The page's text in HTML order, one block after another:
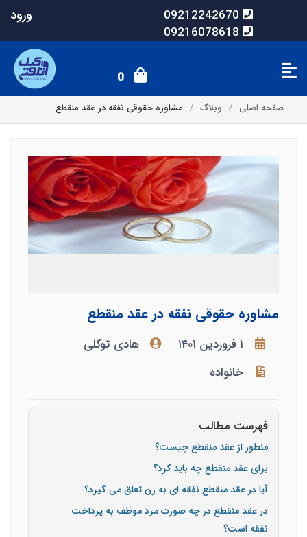
09212242670
09216078618
ورود
0
صفحه اصلی وبلاگ مشاوره حقوقی نفقه در عقد منقطع
مشاوره حقوقی نفقه در عقد منقطع
۱ فروردین ۱۴۰۱
هادی توکلی
خانواده
فهرست مطالب
منظور از عقد منقطع چیست؟
برای عقد منقطع چه باید کرد؟
آیا در عقد منقطع نفقه ای به زن تعلق می گیرد؟
در عقد منقطع در چه صورت مرد موظف به پرداخت
نفقه است؟